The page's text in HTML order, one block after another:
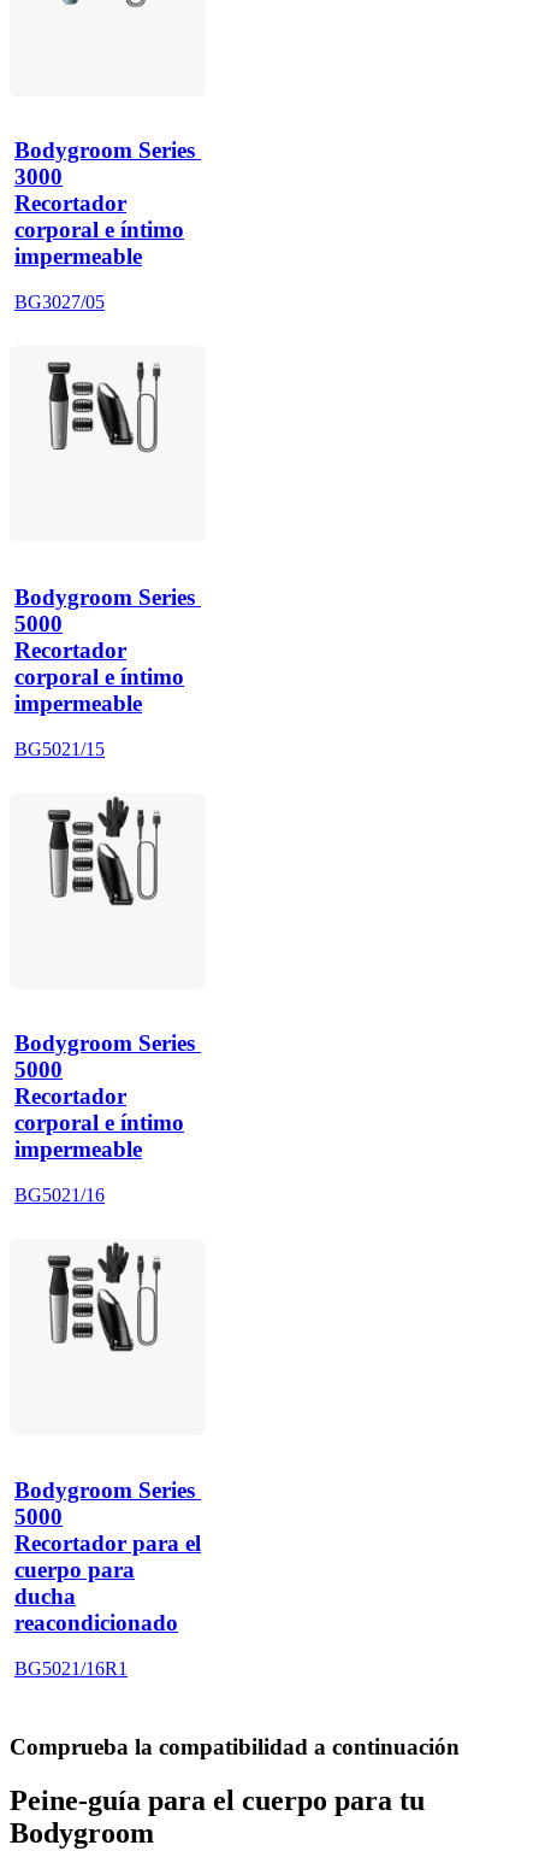
Bodygroom Series
3000
Recortador
corporal e íntimo
impermeable
BG3027/05
Bodygroom Series
5000
Recortador
corporal e íntimo
impermeable
BG5021/15
Bodygroom Series
5000
Recortador
corporal e íntimo
impermeable
BG5021/16
Bodygroom Series
5000
Recortador para el
cuerpo para
ducha
reacondicionado
BG5021/16R1
Comprueba la compatibilidad a continuación
Peine-guía para el cuerpo para tu
Bodygroom